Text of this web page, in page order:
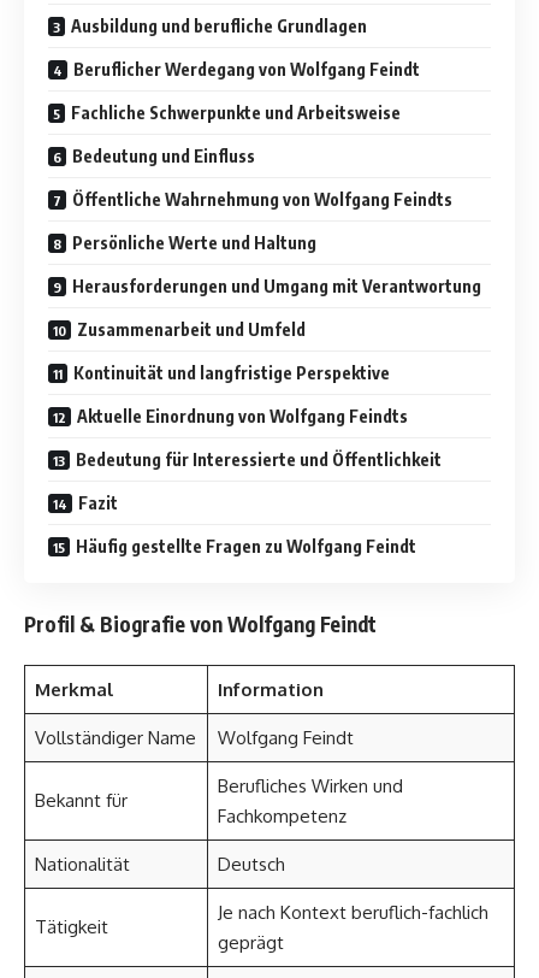
Ausbildung und berufliche Grundlagen
Beruflicher Werdegang von Wolfgang Feindt
Fachliche Schwerpunkte und Arbeitsweise
Bedeutung und Einfluss
Öffentliche Wahrnehmung von Wolfgang Feindts
Persönliche Werte und Haltung
Herausforderungen und Umgang mit Verantwortung
Zusammenarbeit und Umfeld
Kontinuität und langfristige Perspektive
Aktuelle Einordnung von Wolfgang Feindts
Bedeutung für Interessierte und Öffentlichkeit
Fazit
Häufig gestellte Fragen zu Wolfgang Feindt
Profil & Biografie von Wolfgang Feindt
Merkmal Information
Vollständiger Name Wolfgang Feindt
Bekannt für
Berufliches Wirken und
Fachkompetenz
Nationalität Deutsch
Tätigkeit
Je nach Kontext beruflich-fachlich
geprägt